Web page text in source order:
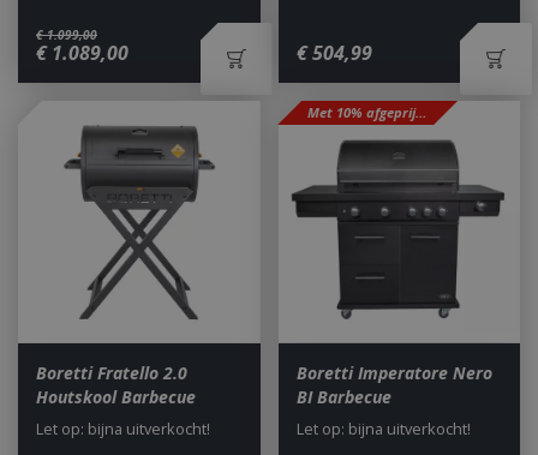
€ 1.099,00
€ 1.089,00 € 504,99
Boretti Fratello 2.0
Houtskool Barbecue
Let op: bijna uitverkocht!
Met 10% afgeprijsd
Boretti Imperatore Nero
BI Barbecue
Let op: bijna uitverkocht!